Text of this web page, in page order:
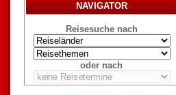
NAVIGATOR
Reisesuche nach
oder nach